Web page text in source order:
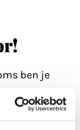
ben je